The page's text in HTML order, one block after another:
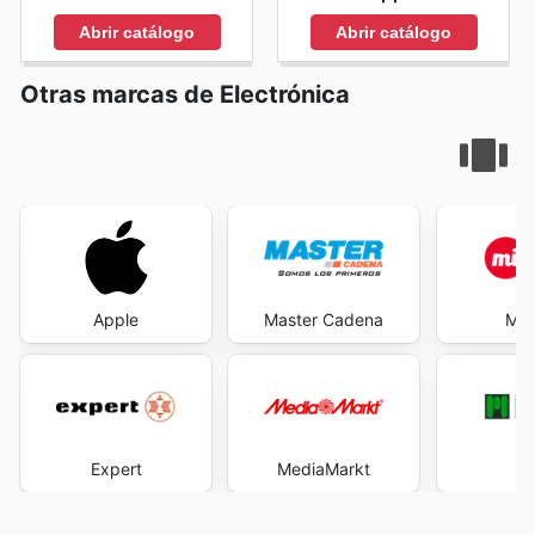
Abrir catálogo Abrir catálogo
Otras marcas de Electrónica
Apple
Expert
Master Cadena
MediaMarkt
Mi